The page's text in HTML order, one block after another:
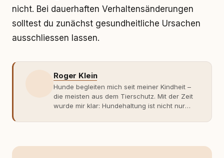
nicht. Bei dauerhaften Verhaltensänderungen
solltest du zunächst gesundheitliche Ursachen
ausschliessen lassen.
Roger Klein
Hunde begleiten mich seit meiner Kindheit –
die meisten aus dem Tierschutz. Mit der Zeit
wurde mir klar: Hundehaltung ist nicht nur
Fachwissen. Der Wendepunkt kam mit meinem